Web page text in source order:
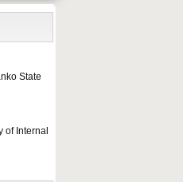
State
of Internal